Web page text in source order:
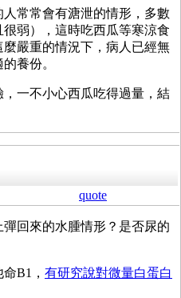
常常會有溏泄的情形，多數
弱），這時吃西瓜等寒涼食
嚴重的情況下，病人已經無
養份。
一不小心西瓜吃得過量，結
quote
回來的水腫情形？是否尿的
B1， 有研究說對微量白蛋白